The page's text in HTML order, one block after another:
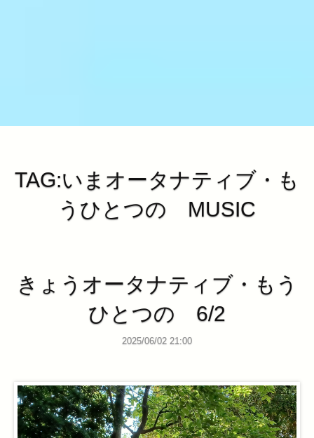
TAG:いまオータナティブ・も
うひとつの MUSIC
きょうオータナティブ・もう
ひとつの 6/2
2025/06/02 21:00